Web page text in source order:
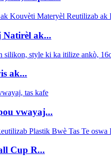
Natirèl ak...
ak...
vwayaj...
Cup R...